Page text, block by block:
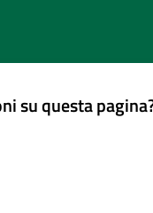
su questa